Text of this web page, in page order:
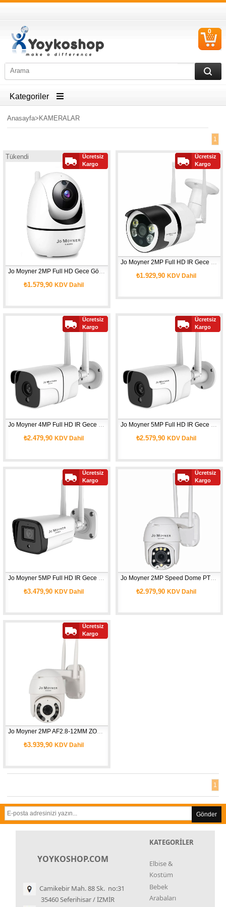
0
Kategoriler
Anasayfa> KAMERALAR
1
Tükendi
Jo Moyner 2MP Full HD Gece Görüşlü Uzaktan Erişim Renkli Sesli Hareket Algılama IP Wifi Kamera 128Gb SD Kart Güvenlik Kamerası Bebek İzleme Pet İzleme
₺1.579,90 KDV Dahil
Ücretsiz
Kargo
₺1.929,90 KDV Dahil
Ücretsiz
Kargo
₺2.479,90 KDV Dahil
Ücretsiz
Kargo
₺2.579,90 KDV Dahil
Ücretsiz
Kargo
₺3.479,90 KDV Dahil
Ücretsiz
Kargo
₺2.979,90 KDV Dahil
Ücretsiz
Kargo
Jo Moyner 2MP AF2.8-12MM ZOOM Speed Dome PTZ Full HD IR Gece Görüşlü Uzaktan Erişim Su Geçirmez Renkli Sesli Hareket Algılama IP Wifi Kamera 128Gb SD Kart Güvenlik Kamerası AP-HD58F-WF
₺3.939,90 KDV Dahil
Ücretsiz
Kargo
1
Gönder
YOYKOSHOP.COM
Camikebir Mah. 88 Sk. no:31
35460 Seferihisar / İZMİR
KATEGORİLER
Elbise &
Kostüm
Bebek
Arabaları